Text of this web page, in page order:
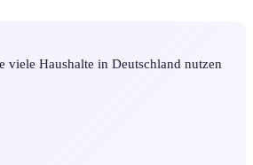
viele Haushalte in Deutschland nutzen